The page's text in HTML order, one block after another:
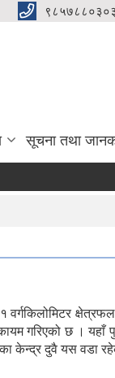
सूचना तथा
वर्गकिलोमिटर
गरिएको छ । यहाँ
केन्द्र दुवै यस वडा